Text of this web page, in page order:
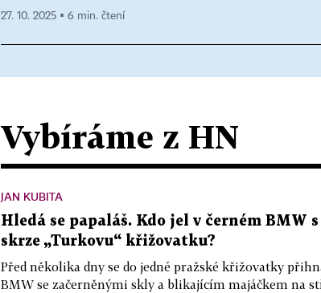
27. 10. 2025 ▪ 6 min. čtení
Vybíráme z HN
JAN KUBITA
Hledá se papaláš. Kdo jel v černém BMW
skrze „Turkovu“ křižovatku?
Před několika dny se do jedné pražské křižovatky
BMW se začerněnými skly a blikajícím majáčkem na